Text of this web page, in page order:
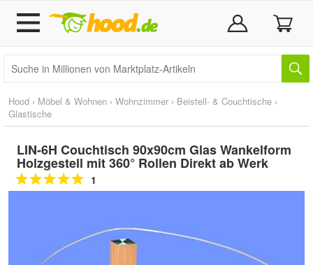
Hood › Möbel & Wohnen › Wohnzimmer › Beistell- & Couchtische ›
Glastische
LIN-6H Couchtisch 90x90cm Glas Wankelform
Holzgestell mit 360° Rollen Direkt ab Werk
1